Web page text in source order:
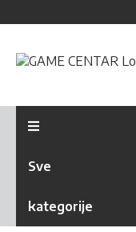
Sve
kategorije